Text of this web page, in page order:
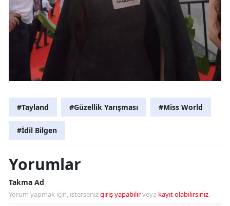
#Tayland #Güzellik Yarışması #Miss World
#İdil Bilgen
Yorumlar
Takma Ad
Yorum yapmak için, istersenizgiriş yapabilirveya kayıt olabilirsiniz.